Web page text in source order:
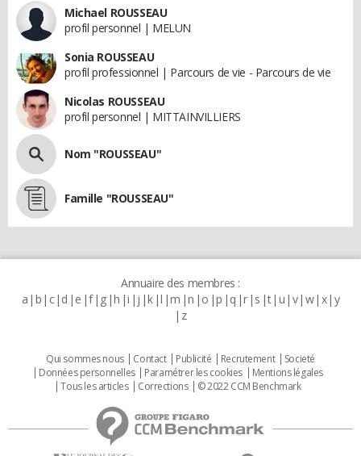
Michael ROUSSEAU
profil personnel | MELUN
Sonia ROUSSEAU
profil professionnel | Parcours de vie - Parcours de vie
Nicolas ROUSSEAU
profil personnel | MITTAINVILLIERS
Nom "ROUSSEAU"
Famille "ROUSSEAU"
Annuaire des membres :
a b c d e f g h i j k l m n o p q r s t u v w x y
z
Qui sommes nous Contact Publicité Recrutement
Societé
Données personnelles
Paramétrer les cookies
Mentions légales
Tous les articles
Corrections © 2022 CCM Benchmark